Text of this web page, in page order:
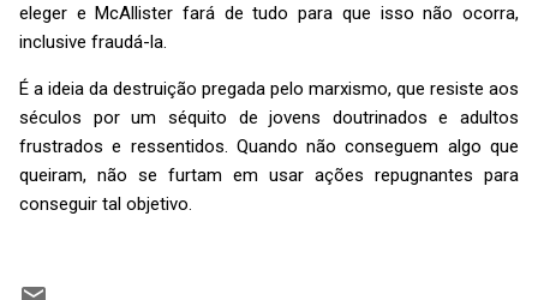
eleger e McAllister fará de tudo para que isso não ocorra,
inclusive fraudá-la.
É a ideia da destruição pregada pelo marxismo, que resiste aos
séculos por um séquito de jovens doutrinados e adultos
frustrados e ressentidos. Quando não conseguem algo que
queiram, não se furtam em usar ações repugnantes para
conseguir tal objetivo.